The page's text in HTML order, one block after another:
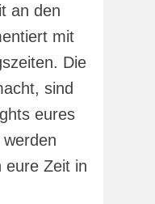
an den
mit
Die
sind
eures
eure Zeit in